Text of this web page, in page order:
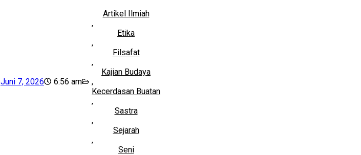
Juni 7, 2026 6:56 am
Artikel Ilmiah
,
Etika
,
Filsafat
,
Kajian Budaya
,
Kecerdasan Buatan
,
Sastra
,
Sejarah
,
Seni